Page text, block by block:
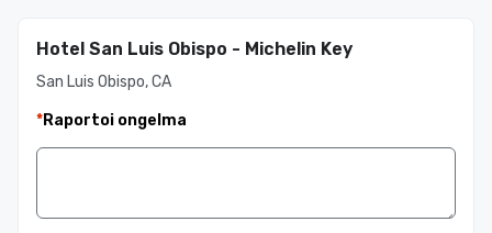
Hotel San Luis Obispo - Michelin Key
San Luis Obispo, CA
*Raportoi ongelma